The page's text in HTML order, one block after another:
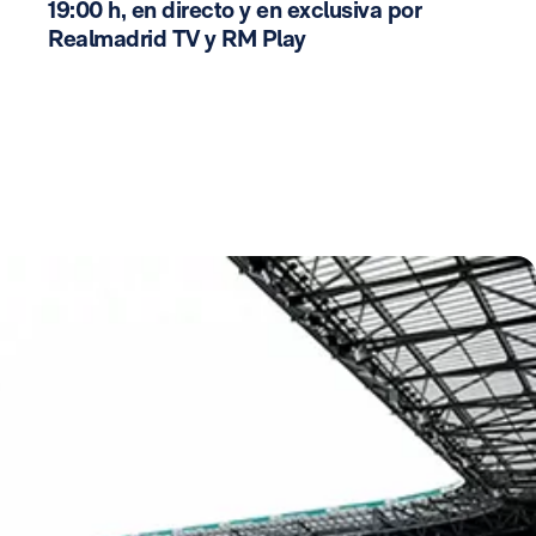
19:00 h, en directo y en exclusiva por
Realmadrid TV y RM Play